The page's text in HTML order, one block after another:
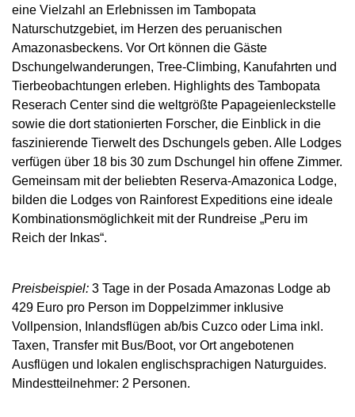
eine Vielzahl an Erlebnissen im Tambopata
Naturschutzgebiet, im Herzen des peruanischen
Amazonasbeckens. Vor Ort können die Gäste
Dschungelwanderungen, Tree-Climbing, Kanufahrten und
Tierbeobachtungen erleben. Highlights des Tambopata
Reserach Center sind die weltgrößte Papageienleckstelle
sowie die dort stationierten Forscher, die Einblick in die
faszinierende Tierwelt des Dschungels geben. Alle Lodges
verfügen über 18 bis 30 zum Dschungel hin offene Zimmer.
Gemeinsam mit der beliebten Reserva-Amazonica Lodge,
bilden die Lodges von Rainforest Expeditions eine ideale
Kombinationsmöglichkeit mit der Rundreise „Peru im
Reich der Inkas“.
Preisbeispiel: 3 Tage in der Posada Amazonas Lodge ab
429 Euro pro Person im Doppelzimmer inklusive
Vollpension, Inlandsflügen ab/bis Cuzco oder Lima inkl.
Taxen, Transfer mit Bus/Boot, vor Ort angebotenen
Ausflügen und lokalen englischsprachigen Naturguides.
Mindestteilnehmer: 2 Personen.